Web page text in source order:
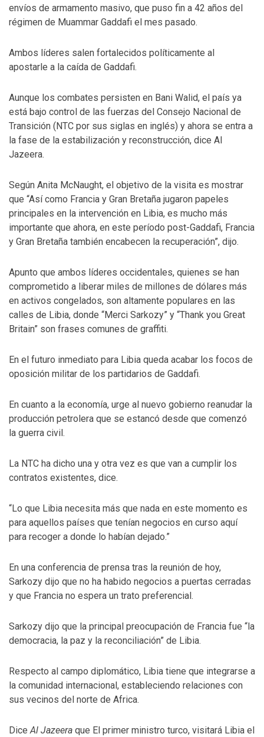
envíos de armamento masivo, que puso fin a 42 años del
régimen de Muammar Gaddafi el mes pasado.
Ambos líderes salen fortalecidos políticamente al
apostarle a la caída de Gaddafi.
Aunque los combates persisten en Bani Walid, el país ya
está bajo control de las fuerzas del Consejo Nacional de
Transición (NTC por sus siglas en inglés) y ahora se entra a
la fase de la estabilización y reconstrucción, dice Al
Jazeera.
Según Anita McNaught, el objetivo de la visita es mostrar
que “Así como Francia y Gran Bretaña jugaron papeles
principales en la intervención en Libia, es mucho más
importante que ahora, en este período post-Gaddafi, Francia
y Gran Bretaña también encabecen la recuperación”, dijo.
Apunto que ambos líderes occidentales, quienes se han
comprometido a liberar miles de millones de dólares más
en activos congelados, son altamente populares en las
calles de Libia, donde “Merci Sarkozy” y “Thank you Great
Britain” son frases comunes de graffiti.
En el futuro inmediato para Libia queda acabar los focos de
oposición militar de los partidarios de Gaddafi.
En cuanto a la economía, urge al nuevo gobierno reanudar la
producción petrolera que se estancó desde que comenzó
la guerra civil.
La NTC ha dicho una y otra vez es que van a cumplir los
contratos existentes, dice.
“Lo que Libia necesita más que nada en este momento es
para aquellos países que tenían negocios en curso aquí
para recoger a donde lo habían dejado.”
En una conferencia de prensa tras la reunión de hoy,
Sarkozy dijo que no ha habido negocios a puertas cerradas
y que Francia no espera un trato preferencial.
Sarkozy dijo que la principal preocupación de Francia fue “la
democracia, la paz y la reconciliación” de Libia.
Respecto al campo diplomático, Libia tiene que integrarse a
la comunidad internacional, estableciendo relaciones con
sus vecinos del norte de Africa.
Dice Al Jazeera que El primer ministro turco, visitará Libia el